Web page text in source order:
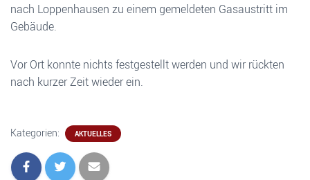
nach Loppenhausen zu einem gemeldeten Gasaustritt im
Gebäude.
Vor Ort konnte nichts festgestellt werden und wir rückten
nach kurzer Zeit wieder ein.
Kategorien: AKTUELLES